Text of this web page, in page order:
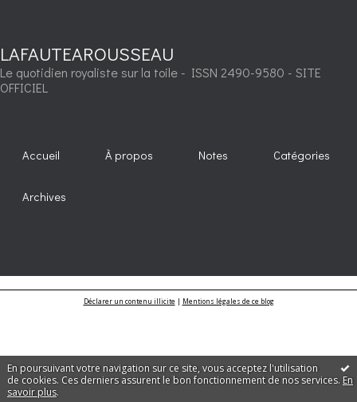
En poursuivant votre navigation sur ce site, vous acceptez l'utilisation
de cookies. Ces derniers assurent le bon fonctionnement de nos services. En
savoir plus.
LAFAUTEAROUSSEAU
Le quotidien royaliste sur la toile - ISSN 2490-9580 - SITE
OFFICIEL
Accueil À propos Notes Catégories
Archives
Déclarer un contenu illicite| Mentions légales de ce blog